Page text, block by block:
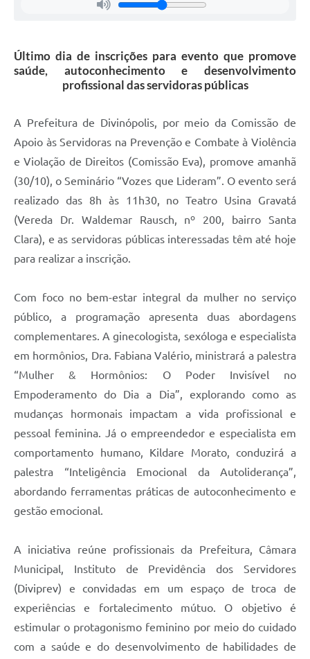
Último dia de inscrições para evento que promove
saúde, autoconhecimento e desenvolvimento
profissional das servidoras públicas
A Prefeitura de Divinópolis, por meio da Comissão de
Apoio às Servidoras na Prevenção e Combate à Violência
e Violação de Direitos (Comissão Eva), promove amanhã
(30/10), o Seminário “Vozes que Lideram”. O evento será
realizado das 8h às 11h30, no Teatro Usina Gravatá
(Vereda Dr. Waldemar Rausch, nº 200, bairro Santa
Clara), e as servidoras públicas interessadas têm até hoje
para realizar a inscrição.
Com foco no bem-estar integral da mulher no serviço
público, a programação apresenta duas abordagens
complementares. A ginecologista, sexóloga e especialista
em hormônios, Dra. Fabiana Valério, ministrará a palestra
“Mulher & Hormônios: O Poder Invisível no
Empoderamento do Dia a Dia”, explorando como as
mudanças hormonais impactam a vida profissional e
pessoal feminina. Já o empreendedor e especialista em
comportamento humano, Kildare Morato, conduzirá a
palestra “Inteligência Emocional da Autoliderança”,
abordando ferramentas práticas de autoconhecimento e
gestão emocional.
A iniciativa reúne profissionais da Prefeitura, Câmara
Municipal, Instituto de Previdência dos Servidores
(Diviprev) e convidadas em um espaço de troca de
experiências e fortalecimento mútuo. O objetivo é
estimular o protagonismo feminino por meio do cuidado
com a saúde e do desenvolvimento de habilidades de